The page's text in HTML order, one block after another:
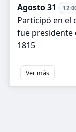
Agosto 31
Participó en el
fue presidente
1815
Ver más